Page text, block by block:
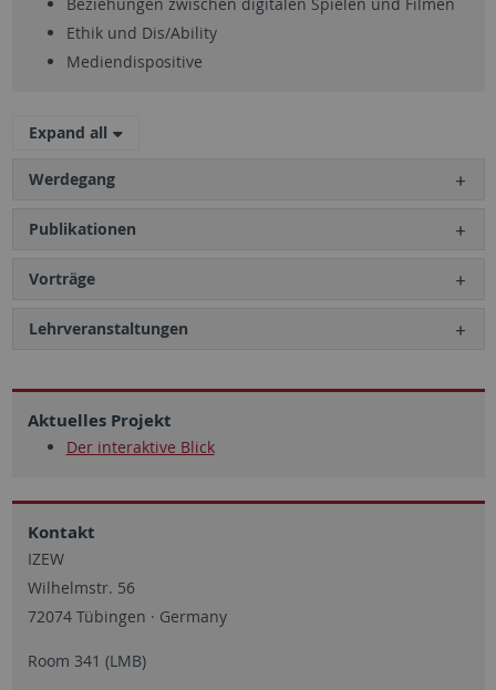
Ethik und Dis/Ability
Mediendispositive
Expand all
Werdegang
Publikationen
Vorträge
Lehrveranstaltungen
Aktuelles Projekt
Der interaktive Blick
Kontakt
IZEW
Wilhelmstr. 56
72074 Tübingen · Germany
Room 341 (LMB)